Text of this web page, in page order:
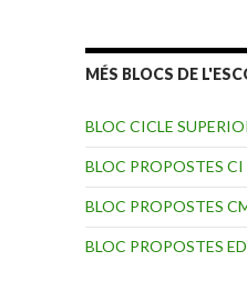
MÉS BLOCS DE
BLOC CICLE
BLOC PROPOSTES CI
BLOC PROPOSTES
BLOC PROPOSTES